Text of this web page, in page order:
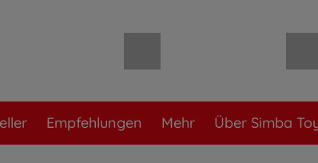
Empfehlungen Mehr Über Simba